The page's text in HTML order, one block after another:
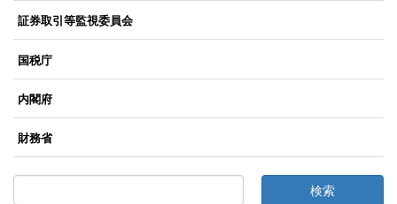
証券取引等監視委員会
国税庁
内閣府
財務省